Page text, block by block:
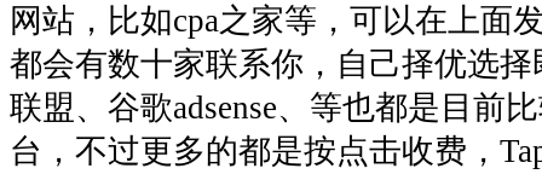
网站，比如cpa之家等，可以在上面
都会有数十家联系你，自己择优选
联盟、谷歌adsense、等也都是目前
台，不过更多的都是按点击收费，